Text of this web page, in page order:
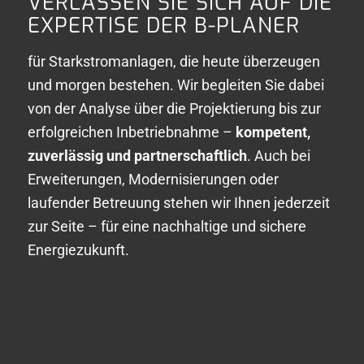
EXPERTISE DER B-PLANER
für Starkstromanlagen, die heute überzeugen
und morgen bestehen. Wir begleiten Sie dabei
von der Analyse über die Projektierung bis zur
erfolgreichen Inbetriebnahme – kompetent,
zuverlässig und partnerschaftlich. Auch bei
Erweiterungen, Modernisierungen oder
laufender Betreuung stehen wir Ihnen jederzeit
zur Seite – für eine nachhaltige und sichere
Energiezukunft.